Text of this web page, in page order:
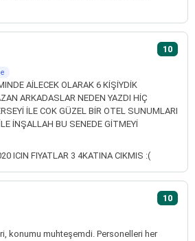
10
AİLECEK OLARAK 6 KİŞİYDİK
ARKADASLAR NEDEN YAZDI HİÇ
İLE COK GÜZEL BİR OTEL SUNUMLARI
İNŞALLAH BU SENEDE GİTMEYİ
ICIN FIYATLAR 3 4KATINA CIKMIS :(
10
konumu muhteşemdi. Personelleri her